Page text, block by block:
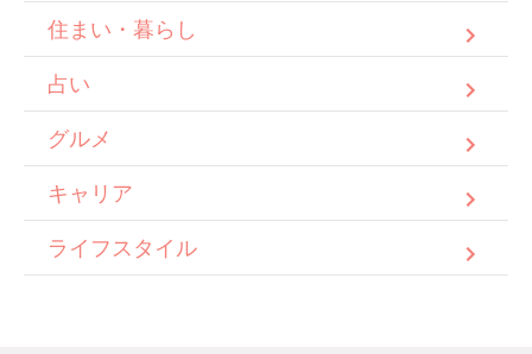
住まい・暮らし
占い
グルメ
キャリア
ライフスタイル